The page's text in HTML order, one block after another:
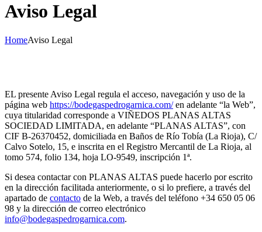
Aviso Legal
HomeAviso Legal
EL presente Aviso Legal regula el acceso, navegación y uso de la
página web https://bodegaspedrogarnica.com/en adelante “la Web”,
cuya titularidad corresponde a VIÑEDOS PLANAS ALTAS
SOCIEDAD LIMITADA, en adelante “PLANAS ALTAS”, con
CIF B-26370452, domiciliada en Baños de Río Tobía (La Rioja), C/
Calvo Sotelo, 15, e inscrita en el Registro Mercantil de La Rioja, al
tomo 574, folio 134, hoja LO-9549, inscripción 1ª.
Si desea contactar con PLANAS ALTAS puede hacerlo por escrito
en la dirección facilitada anteriormente, o si lo prefiere, a través del
apartado de contacto de la Web, a través del teléfono +34 650 05 06
98 y la dirección de correo electrónico
info@bodegaspedrogarnica.com.